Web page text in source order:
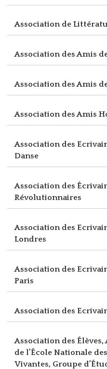
Association de
Association des Amis
Association des Amis
Association des Amis
Association des
Danse
Association des
Révolutionnaires
Association des
Londres
Association des
Paris
Association des
Association des
de l’École Nationale
Vivantes, Groupe